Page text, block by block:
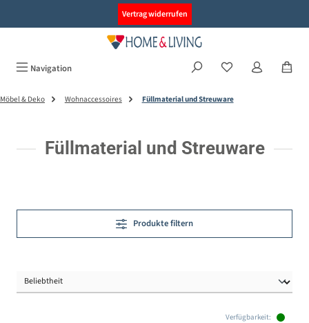
Vertrag widerrufen
Navigation
Möbel & Deko Wohnaccessoires Füllmaterial und Streuware
Füllmaterial und Streuware
Produkte filtern
Verfügbarkeit: